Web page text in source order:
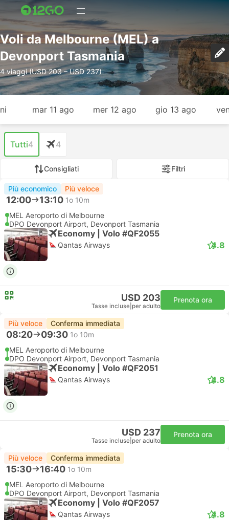
Voli da Melbourne (MEL) a
Devonport Tasmania
4 viaggi (USD 203 – USD 237)
mar 11 ago mer 12 ago gio 13 ago
Tutti4 4
Consigliati Filtri
Più economico Più veloce
12:00 13:10 1o 10m
MEL Aeroporto di Melbourne
DPO Devonport Airport, Devonport Tasmania
Economy | Volo #QF2055
Qantas Airways 4.8
USD 203
Tasse incluse per adulto
Prenota ora
Più veloce Conferma immediata
08:20 09:30 1o 10m
MEL Aeroporto di Melbourne
DPO Devonport Airport, Devonport Tasmania
Economy | Volo #QF2051
Qantas Airways 4.8
USD 237
Tasse incluse per adulto
Prenota ora
Più veloce Conferma immediata
15:30 16:40 1o 10m
MEL Aeroporto di Melbourne
DPO Devonport Airport, Devonport Tasmania
Economy | Volo #QF2057
Qantas Airways 4.8